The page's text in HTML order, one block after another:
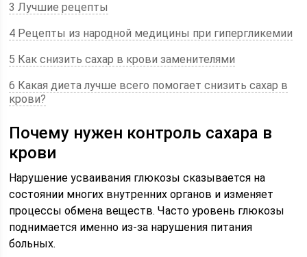
3 Лучшие рецепты
4 Рецепты из народной медицины при гипергликемии
5 Как снизить сахар в крови заменителями
6 Какая диета лучше всего помогает снизить сахар в
крови?
Почему нужен контроль сахара в
крови
Нарушение усваивания глюкозы сказывается на
состоянии многих внутренних органов и изменяет
процессы обмена веществ. Часто уровень глюкозы
поднимается именно из-за нарушения питания
больных.